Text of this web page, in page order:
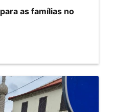
as famílias no